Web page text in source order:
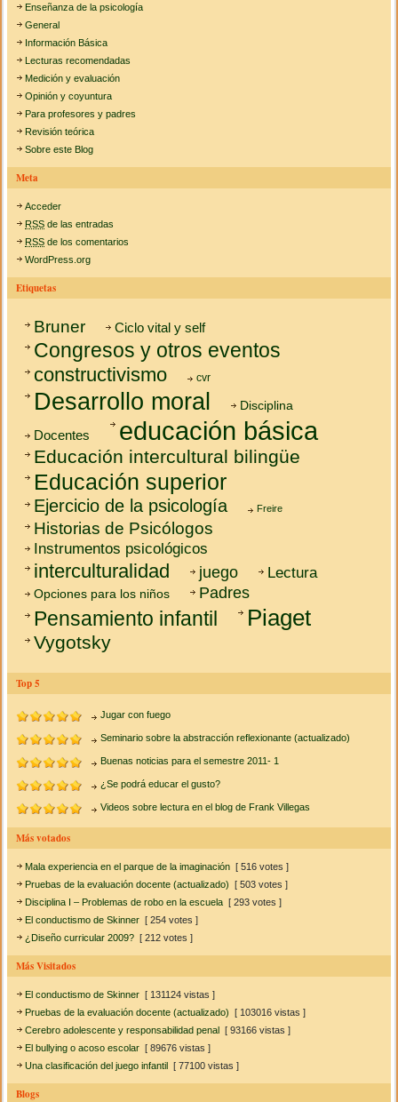
Enseñanza de la psicología
General
Información Básica
Lecturas recomendadas
Medición y evaluación
Opinión y coyuntura
Para profesores y padres
Revisión teórica
Sobre este Blog
Meta
Acceder
RSS de las entradas
RSS de los comentarios
WordPress.org
Etiquetas
Bruner Ciclo vital y self
Congresos y otros eventos
constructivismo cvr
Desarrollo moral Disciplina
Docentes educación básica
Educación intercultural bilingüe
Educación superior
Ejercicio de la psicología Freire
Historias de Psicólogos
Instrumentos psicológicos
interculturalidad juego Lectura
Opciones para los niños Padres
Pensamiento infantil Piaget
Vygotsky
Top 5
Jugar con fuego
Seminario sobre la abstracción reflexionante (actualizado)
Buenas noticias para el semestre 2011- 1
¿Se podrá educar el gusto?
Videos sobre lectura en el blog de Frank Villegas
Más votados
Mala experiencia en el parque de la imaginación [ 516 votes ]
Pruebas de la evaluación docente (actualizado) [ 503 votes ]
Disciplina I – Problemas de robo en la escuela [ 293 votes ]
El conductismo de Skinner [ 254 votes ]
¿Diseño curricular 2009? [ 212 votes ]
Más Visitados
El conductismo de Skinner [ 131124 vistas ]
Pruebas de la evaluación docente (actualizado) [ 103016 vistas ]
Cerebro adolescente y responsabilidad penal [ 93166 vistas ]
El bullying o acoso escolar [ 89676 vistas ]
Una clasificación del juego infantil [ 77100 vistas ]
Blogs